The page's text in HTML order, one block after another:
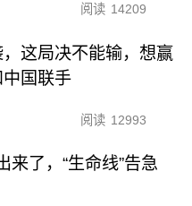
阅读 14209
这局决不能输，想赢
国联手
阅读 12993
了，“生命线”告急